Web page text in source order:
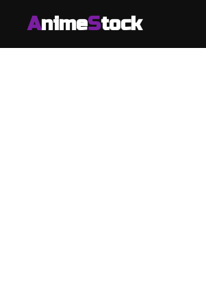
AnimeStock